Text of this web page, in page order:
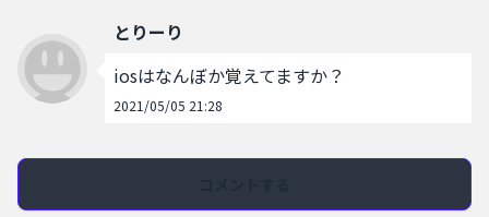
とりーり
iosはなんぼか覚えてますか？
2021/05/05 21:28